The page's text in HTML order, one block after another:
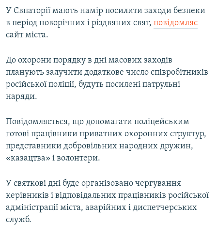
Перейти
до
пошуку
ПОГЛЯД
ІНТЕРВ'Ю
СПЕЦПРОЕКТИ
ДЕПОРТАЦІЯ
ВІДЕОУРОКИ «ELIFBE»
УКРАЇНСЬКА ПРОБЛЕМА КРИМУ
ІНФОГРАФІКА
ЯК ОБІЙТИ БЛОКУВАННЯ
Qırımtatar
ДОЛУЧАЙСЯ!
Усі сайти RFE/RL
У Євпаторії мають намір посилити заходи безпеки
в період новорічних і різдвяних свят, повідомляє
сайт міста.
До охорони порядку в дні масових заходів
планують залучити додаткове число співробітників
російської поліції, будуть посилені патрульні
наряди.
Повідомляється, що допомагати поліцейським
готові працівники приватних охоронних структур,
представники добровільних народних дружин,
«казацтва» і волонтери.
У святкові дні буде організовано чергування
керівників і відповідальних працівників російської
адміністрації міста, аварійних і диспетчерських
служб.